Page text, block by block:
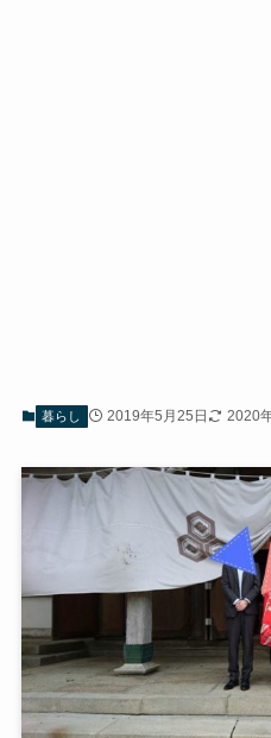
暮らし 2019年5月25日 2020